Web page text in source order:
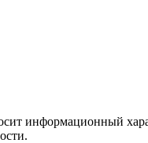
информационный